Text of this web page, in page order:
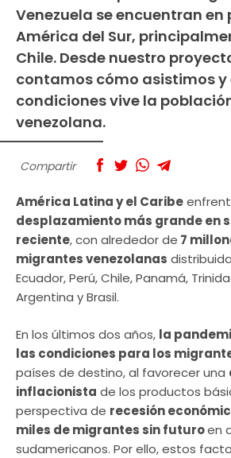
Venezuela se encuentran en
América del Sur,
Chile. Desde nuestro
contamos cómo asistimos y
condiciones vive la
venezolana.
Compartir
América Latina y el Caribe
desplazamiento más grande en
reciente, con alrededor de 7
migrantes venezolanas
Ecuador, Perú, Chile, Panamá,
Argentina y Brasil.
En los últimos dos años, la
las condiciones para los
países de destino, al favorecer una
inflacionista de los productos
perspectiva de recesión
miles de migrantes sin futuroen
sudamericanos. Por ello, estos